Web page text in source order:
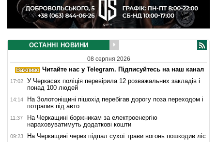
ОСТАННІ НОВИНИ
08 серпня 2026
Читайте нас у Telegram. Підписуйтесь на наш канал
17:02
У Черкасах поліція перевірила 12 розважальних закладів і
понад 100 людей
14:14
На Золотоніщині пішохід перебігав дорогу поза переходом і
потрапив під авто
11:37
На Черкащині боржникам за електроенергію
нараховуватимуть додаткові кошти
09:23 На Черкащині через підпал сухої трави вогонь пошкодив ліс